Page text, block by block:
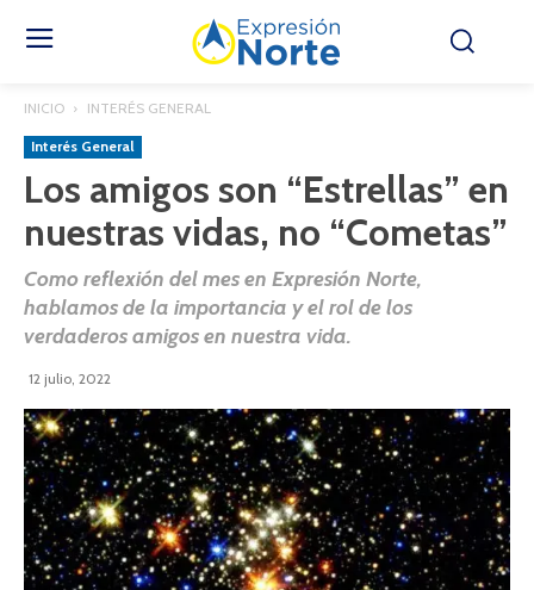
INICIO INTERÉS GENERAL
Interés General
Los amigos son “Estrellas” en
nuestras vidas, no “Cometas”
Como reflexión del mes en Expresión Norte,
hablamos de la importancia y el rol de los
verdaderos amigos en nuestra vida.
12 julio, 2022